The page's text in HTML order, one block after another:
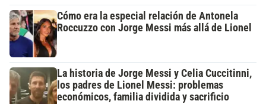
Cómo era la especial relación de Antonela
Roccuzzo con Jorge Messi más allá de Lionel
La historia de Jorge Messi y Celia Cuccitinni,
los padres de Lionel Messi: problemas
económicos, familia dividida y sacrificio